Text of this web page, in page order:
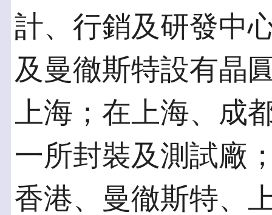
計、行銷及研發中
及曼徹斯特設有晶
上海；在上海、成
一所封裝及測試廠
香港、曼徹斯特、